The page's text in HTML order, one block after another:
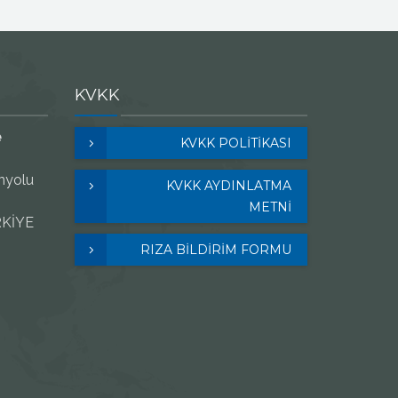
KVKK
KVKK POLITIKASI
KVKK AYDINLATMA
METNİ
RIZA BİLDİRİM FORMU